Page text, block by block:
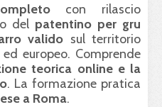
con rilascio
del patentino per gru
valido sul territorio
europeo. Comprende
teorica online e la
. La formazione pratica
a Roma.